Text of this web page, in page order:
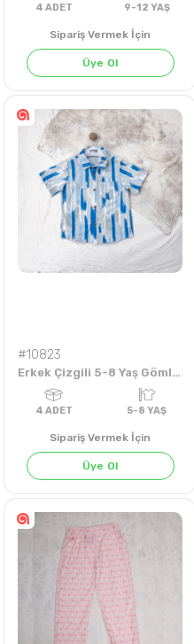
4ADET 9-12 YAŞ
Sipariş Vermek İçin
Üye Ol
#10823
Erkek Çizgili 5-8 Yaş Gömlek
ADET
Sipariş Vermek İçin
Üye Ol